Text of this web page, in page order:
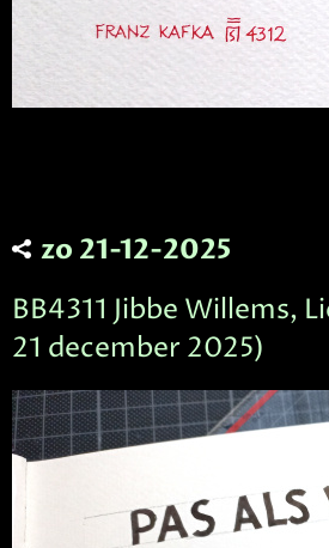
zo 21-12-2025
BB4311 Jibbe Willems,
21 december 2025)